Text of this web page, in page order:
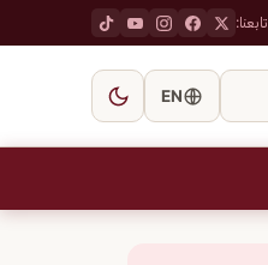
تابعنا:
EN